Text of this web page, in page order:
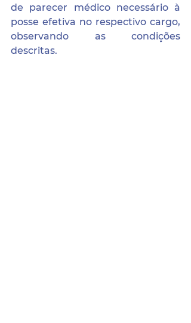
de parecer médico necessário à
posse efetiva no respectivo cargo,
observando as condições
descritas.